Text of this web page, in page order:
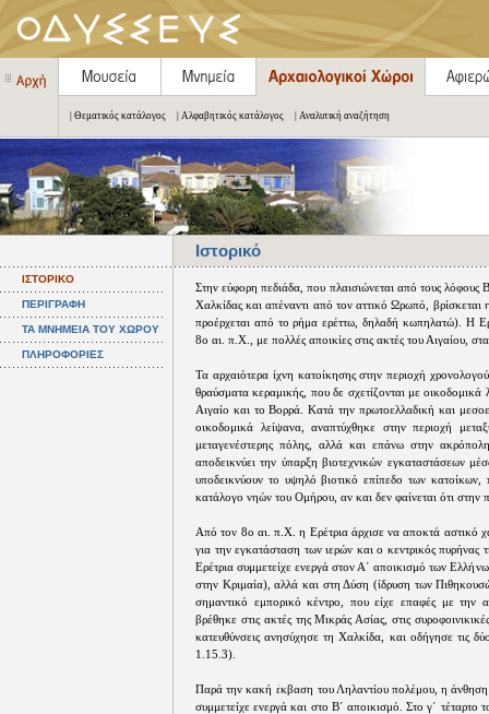
| Θεματικός κατάλογος | Αλφαβητικός κατάλογος | Αναλυτική αναζήτηση
Ιστορικό
ΙΣΤΟΡΙΚΟ
ΠΕΡΙΓΡΑΦΗ
ΤΑ ΜΝΗΜΕΙΑ ΤΟΥ ΧΩΡΟΥ
ΠΛΗΡΟΦΟΡΙΕΣ
Στην εύφορη πεδιάδα, που πλαισιώνεται από τους λόφους
Χαλκίδας και απέναντι από τον αττικό Ωρωπό,
προέρχεται από το ρήμα ερέττω, δηλαδή κωπηλατώ). Η
8ο αι. π.Χ., με πολλές αποικίες στις ακτές του Αιγαίου,
Τα αρχαιότερα ίχνη κατοίκησης στην περιοχή
θραύσματα κεραμικής, που δε σχετίζονται με
Αιγαίο και το Βορρά. Κατά την πρωτοελλαδική και
οικοδομικά λείψανα, αναπτύχθηκε στην περιοχή
μεταγενέστερης πόλης, αλλά και επάνω στην
αποδεικνύει την ύπαρξη βιοτεχνικών εγκαταστάσεων
υποδεικνύουν το υψηλό βιοτικό επίπεδο των
κατάλογο νηών του Ομήρου, αν και δεν φαίνεται ότι στην
Από τον 8ο αι. π.Χ. η Ερέτρια άρχισε να αποκτά αστικό
για την εγκατάσταση των ιερών και ο κεντρικός
Ερέτρια συμμετείχε ενεργά στον Α΄ αποικισμό των
στην Κριμαία), αλλά και στη Δύση (ίδρυση των
σημαντικό εμπορικό κέντρο, που είχε επαφές με την
βρέθηκε στις ακτές της Μικράς Ασίας, στις
κατευθύνσεις ανησύχησε τη Χαλκίδα, και οδήγησε τις
1.15.3).
Παρά την κακή έκβαση του Ληλαντίου πολέμου, η άνθηση
συμμετείχε ενεργά και στο Β΄ αποικισμό. Στο γ΄